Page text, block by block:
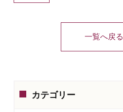
一覧へ戻る
カテゴリー